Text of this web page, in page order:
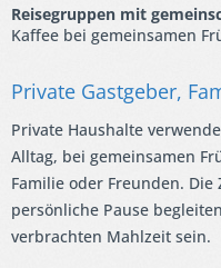
Reisegruppen mit
Kaffee bei gemeinsamen
Private Gastgeber,
Private Haushalte
Alltag, bei gemeinsamen
Familie oder Freunden.
persönliche Pause
verbrachten Mahlzeit sein.